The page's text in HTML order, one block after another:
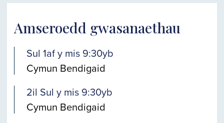
Amseroedd gwasanaethau
Sul 1af y mis 9:30yb
Cymun Bendigaid
2il Sul y mis 9:30yb
Cymun Bendigaid